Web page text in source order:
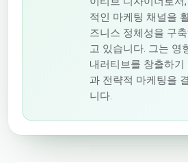
적인 마케팅 채널을
즈니스 정체성을 구
고 있습니다. 그는 영
내러티브를 창출하기
과 전략적 마케팅을
니다.